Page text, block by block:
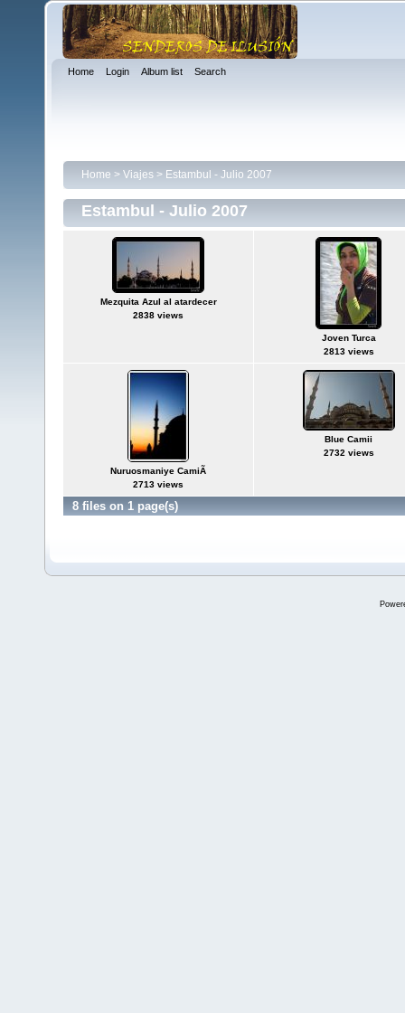
Home Login Album list Search
Home > Viajes > Estambul - Julio 2007
Estambul - Julio 2007
Mezquita Azul al atardecer
2838 views
Joven Turca
2813 views
Nuruosmaniye CamiÃ­
2713 views
Blue Camii
2732 views
8 files on 1 page(s)